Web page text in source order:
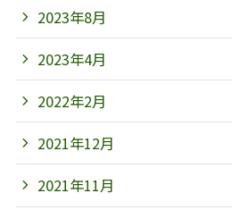
2023年8月
2023年4月
2022年2月
2021年12月
2021年11月